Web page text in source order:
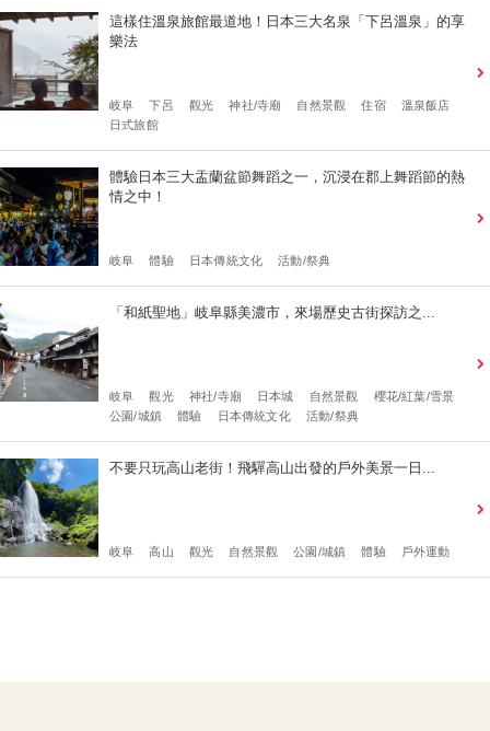
這樣住溫泉旅館最道地！日本三大名泉「下呂溫泉」的享
樂法
岐阜 下呂 觀光 神社/寺廟 自然景觀 住宿
溫泉飯店
日式旅館
體驗日本三大盂蘭盆節舞蹈之一，沉浸在郡上舞蹈節的熱
情之中！
岐阜 體驗 日本傳統文化 活動/祭典
「和紙聖地」岐阜縣美濃市，來場歷史古街探訪之...
岐阜 觀光 神社/寺廟 日本城 自然景觀
櫻花/紅葉/雪景
公園/城鎮
體驗 日本傳統文化 活動/祭典
不要只玩高山老街！飛驒高山出發的戶外美景一日...
岐阜 高山 觀光 自然景觀 公園/城鎮 體驗 戶外運動